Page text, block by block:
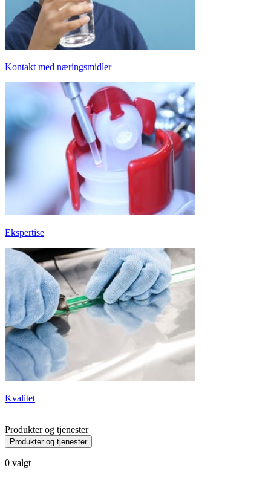
Kontakt med næringsmidler
Ekspertise
Kvalitet
Produkter og tjenester
Produkter og tjenester
0 valgt